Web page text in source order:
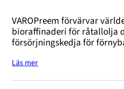
VAROPreem förvärvar
bioraffinaderi för råtallolja
försörjningskedja för
Läs mer